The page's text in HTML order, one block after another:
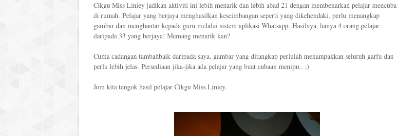
Cikgu Miss Liniey jadikan aktiviti ini lebih menarik dan lebih abad 21 dengan membenarkan pelajar mencuba
di rumah. Pelajar yang berjaya menghasilkan keseimbangan seperti yang dikehendaki, perlu menangkap
gambar dan menghantar kepada guru melalui sistem aplikasi Whatsapp. Hasilnya, hanya 4 orang pelajar
daripada 33 yang berjaya! Memang menarik kan?
Cuma cadangan tambahbaik daripada saya, gambar yang ditangkap perlulah menampakkan seluruh garfu dan
perlu lebih jelas. Persediaan jika-jika ada pelajar yang buat cubaan menipu.. ;)
Jom kita tengok hasil pelajar Cikgu Miss Liniey.